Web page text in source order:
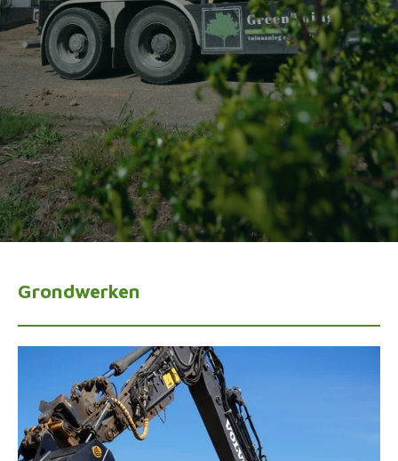
Grondwerken